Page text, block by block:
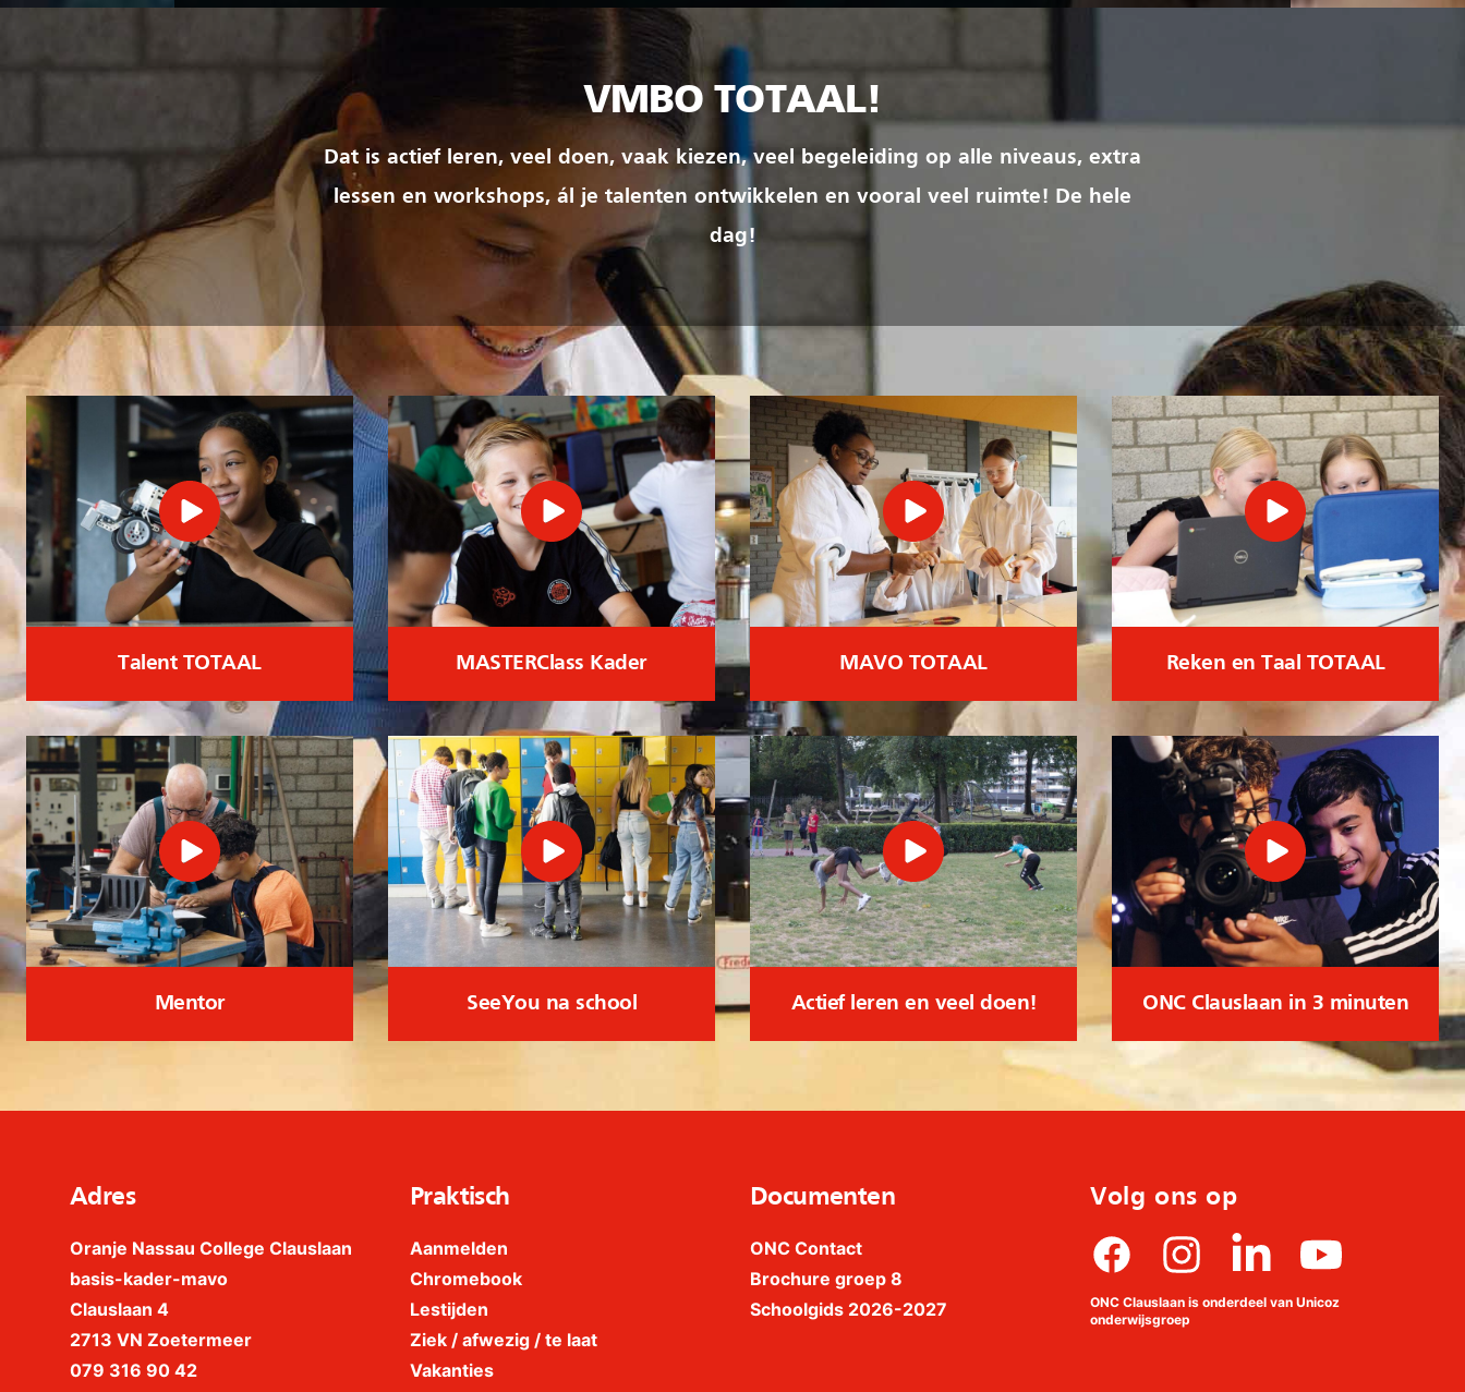
VMBO TOTAAL!
Dat is actief leren, veel doen, vaak kiezen, veel begeleiding op alle niveaus, extra
lessen en workshops, ál je talenten ontwikkelen en vooral veel ruimte! De hele
dag!
Talent TOTAAL MASTERClass Kader MAVO TOTAAL Reken en Taal TOTAAL
Mentor SeeYou na school Actief leren en veel doen! ONC Clauslaan in 3 minuten
Adres
Oranje Nassau College Clauslaan
basis-kader-mavo
Clauslaan 4
2713 VN Zoetermeer
079 316 90 42
Praktisch
Aanmelden
Chromebook
Lestijden
Ziek / afwezig / te laat
Vakanties
Documenten
ONC Contact
Brochure groep 8
Schoolgids 2026-2027
Volg ons op
FacebookInstagram Youtube
ONC Clauslaan is onderdeel van Unicoz
onderwijsgroep